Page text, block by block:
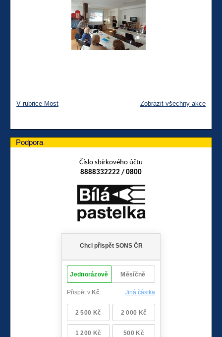
V rubrice Most Zobrazit všechny akce
Podpora
Číslo sbírkového účtu
8888332222 / 0800